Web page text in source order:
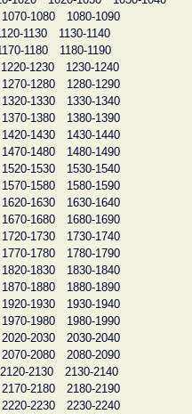
1070-1080
1080-1090
1130
1130-1140
1180
1180-1190
1220-1230
1230-1240
1270-1280
1280-1290
1320-1330
1330-1340
1370-1380
1380-1390
1420-1430
1430-1440
1470-1480
1480-1490
1520-1530
1530-1540
1570-1580
1580-1590
1620-1630
1630-1640
1670-1680
1680-1690
1720-1730
1730-1740
1770-1780
1780-1790
1820-1830
1830-1840
1870-1880
1880-1890
1920-1930
1930-1940
1970-1980
1980-1990
2020-2030
2030-2040
2070-2080
2080-2090
2120-2130
2130-2140
2170-2180
2180-2190
2220-2230
2230-2240